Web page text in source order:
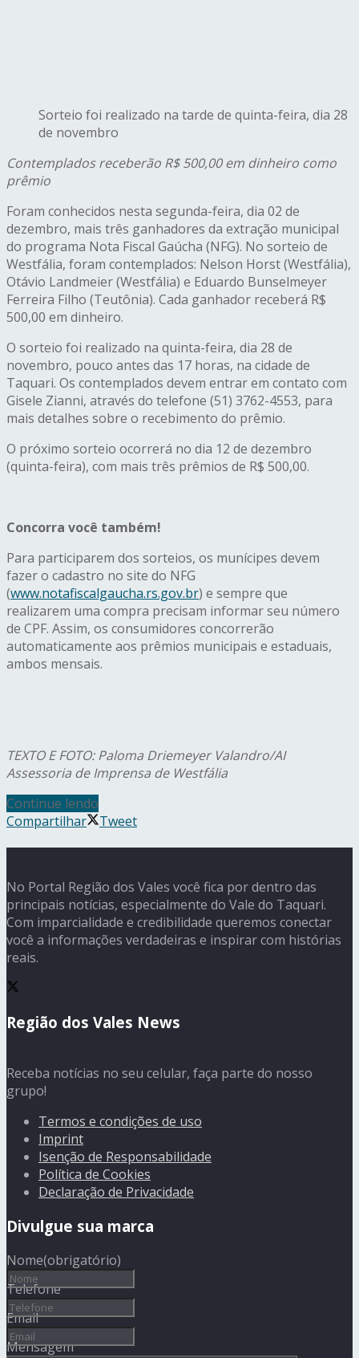
Sorteio foi realizado na tarde de quinta-feira, dia 28
de novembro
Contemplados receberão R$ 500,00 em dinheiro como
prêmio
Foram conhecidos nesta segunda-feira, dia 02 de
dezembro, mais três ganhadores da extração municipal
do programa Nota Fiscal Gaúcha (NFG). No sorteio de
Westfália, foram contemplados: Nelson Horst (Westfália),
Otávio Landmeier (Westfália) e Eduardo Bunselmeyer
Ferreira Filho (Teutônia). Cada ganhador receberá R$
500,00 em dinheiro.
O sorteio foi realizado na quinta-feira, dia 28 de
novembro, pouco antes das 17 horas, na cidade de
Taquari. Os contemplados devem entrar em contato com
Gisele Zianni, através do telefone (51) 3762-4553, para
mais detalhes sobre o recebimento do prêmio.
O próximo sorteio ocorrerá no dia 12 de dezembro
(quinta-feira), com mais três prêmios de R$ 500,00.
Concorra você também!
Para participarem dos sorteios, os munícipes devem
fazer o cadastro no site do NFG
(www.notafiscalgaucha.rs.gov.br) e sempre que
realizarem uma compra precisam informar seu número
de CPF. Assim, os consumidores concorrerão
automaticamente aos prêmios municipais e estaduais,
ambos mensais.
TEXTO E FOTO: Paloma Driemeyer Valandro/AI
Assessoria de Imprensa de Westfália
Continue lendo
Compartilhar
Tweet
No Portal Região dos Vales você fica por dentro das
principais notícias, especialmente do Vale do Taquari.
Com imparcialidade e credibilidade queremos conectar
você a informações verdadeiras e inspirar com histórias
reais.
Região dos Vales News
Receba notícias no seu celular, faça parte do nosso
grupo!
Termos e condições de uso
Imprint
Isenção de Responsabilidade
Política de Cookies
Declaração de Privacidade
Divulgue sua marca
Nome(obrigatório)
Telefone
Email
Mensagem